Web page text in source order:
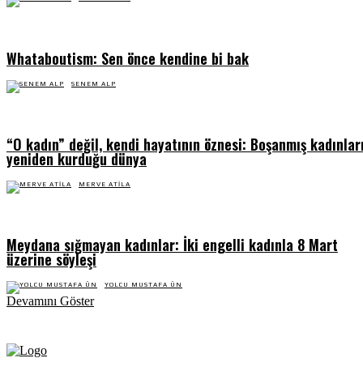
Whataboutism: Sen önce kendine bi bak
SENEM ALP
“O kadın” değil, kendi hayatının öznesi: Boşanmış
yeniden kurduğu dünya
MERVE ATILA
Meydana sığmayan kadınlar: İki engelli kadınla 8 Mart
üzerine söyleşi
YOLCU MUSTAFA ÜN
Devamını Göster